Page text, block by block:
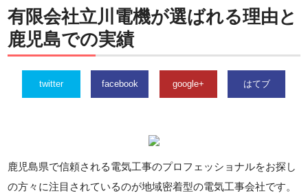
有限会社立川電機が選ばれる理由と
鹿児島での実績
twitter facebook google+ はてブ
鹿児島県で信頼される電気工事のプロフェッショナルをお探し
の方々に注目されているのが地域密着型の電気工事会社です。